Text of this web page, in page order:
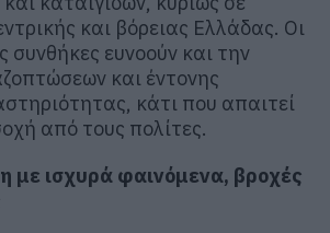
και βόρειας Ελλάδας. Οι
συνθήκες ευνοούν και την
και έντονης
κάτι που απαιτεί
από τους πολίτες.
με ισχυρά φαινόμενα, βροχές